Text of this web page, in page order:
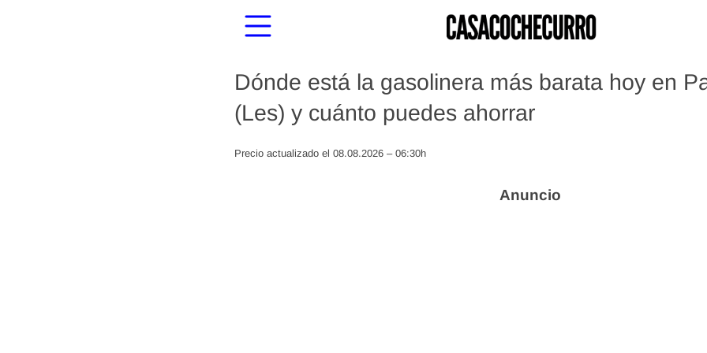
Dónde está la gasolinera más barata hoy en
(Les) y cuánto puedes ahorrar
Precio actualizado el 08.08.2026 – 06:30h